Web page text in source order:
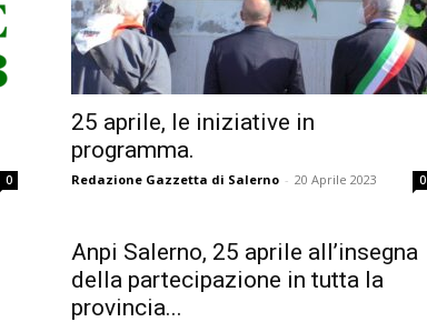
0
25 aprile, le iniziative in
programma.
Redazione Gazzetta di Salerno - 20 Aprile 2023 0
Anpi Salerno, 25 aprile all’insegna
della partecipazione in tutta la
provincia...